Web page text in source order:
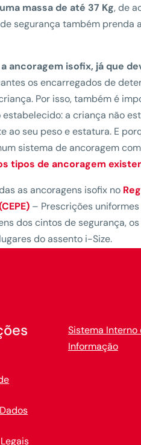
uma massa de até 37 Kg, de
segurança também prenda
ancoragem isofix, já que
os encarregados de
Por isso, também é
a criança não
seu peso e estatura. E
sistema de ancoragem
tipos de ancoragem
as ancoragens isofix no
– Prescrições
dos cintos de segurança,
do assento i-Size.
Sistema Interno
Informação